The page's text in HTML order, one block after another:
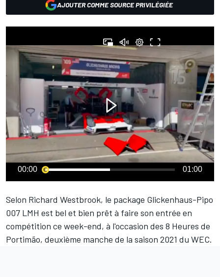
AJOUTER COMME SOURCE PRIVILÉGIÉE
00:00 01:00
Selon Richard Westbrook, le package Glickenhaus-Pipo
007 LMH est bel et bien prêt à faire son entrée en
compétition ce week-end, à l'occasion des 8 Heures de
Portimão, deuxième manche de la saison 2021 du WEC.